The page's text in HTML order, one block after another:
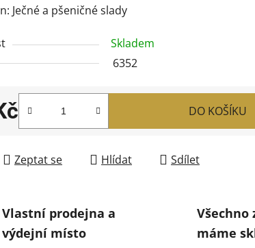
Ječné a pšeničné slady
Skladem
6352
DO KOŠÍKU
Zeptat se Hlídat Sdílet
Vlastní prodejna a
výdejní místo
Všechno
máme